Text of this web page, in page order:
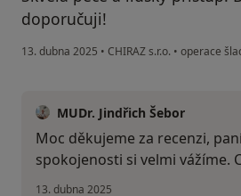
doporučuji!
13. dubna 2025 • CHIRAZ s.r.o. • operace
MUDr. Jindřich Šebor
Moc děkujeme za recenzi,
spokojenosti si velmi vážíme.
13. dubna 2025